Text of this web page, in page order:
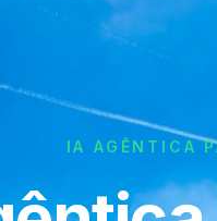
IA AGÊNTICA